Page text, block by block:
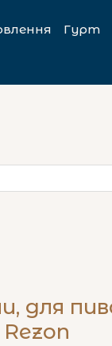
Гурт
для